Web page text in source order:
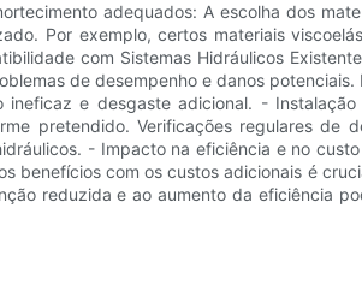
adequados: A escolha dos
Por exemplo, certos materiais
com Sistemas Hidráulicos
de desempenho e danos potenciais.
e desgaste adicional. - Instalação
pretendido. Verificações regulares de
- Impacto na eficiência e no
benefícios com os custos adicionais é
reduzida e ao aumento da eficiência